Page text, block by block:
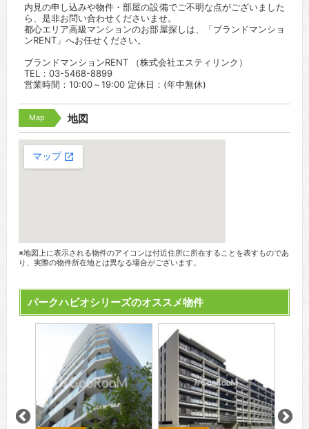
内見の申し込みや物件・部屋の設備でご不明な点がございました
ら、是非お問い合わせくださいませ。
都心エリア高級マンションのお部屋探しは、「ブランドマンショ
ンRENT」へお任せください。
ブランドマンションRENT （株式会社エスティリンク）
TEL：03-5468-8899
営業時間：10:00～19:00 定休日：(年中無休)
Map 地図
※地図上に表示される物件のアイコンは付近住所に所在することを表すものであ
り、実際の物件所在地とは異なる場合がございます。
パークハビオシリーズのオススメ物件